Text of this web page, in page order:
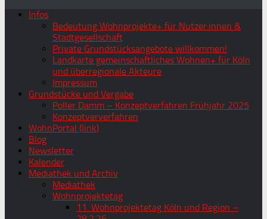
Infos
Bedeutung Wohnprojekte+ für Nutzer:innen &
Stadtgesellschaft
Private Grundstücksangebote willkommen!
Landkarte gemeinschaftliches Wohnen+ für Köln
und überregionale Akteure
Impressum
Grundstücke und Vergabe
Poller Damm – Konzeptverfahren Frühjahr 2025
Konzeptververfahren
WohnPortal (link)
Blog
Newsletter
Kalender
Mediathek und Archiv
Mediathek
Wohnprojektetag
11. Wohnprojektetag Köln und Region –